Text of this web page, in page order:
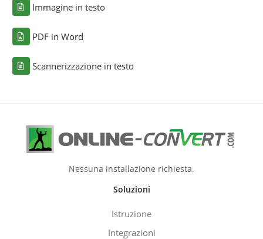
Immagine in testo
PDF in Word
Scannerizzazione in testo
Nessuna installazione richiesta.
Soluzioni
Istruzione
Integrazioni